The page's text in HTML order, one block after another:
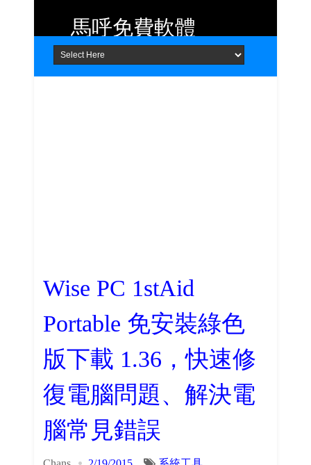
Home About Contact
馬呼免費軟體
提供 Android、iOS 好用的手機應用
程式及 Windows 免費軟體
Wise PC 1stAid
Portable 免安裝綠色
版下載 1.36，快速修
復電腦問題、解決電
腦常見錯誤